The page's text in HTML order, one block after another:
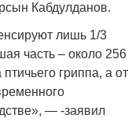
Кабдулданов.
лишь 1/3
часть – около 256
гриппа, а от
— -заявил